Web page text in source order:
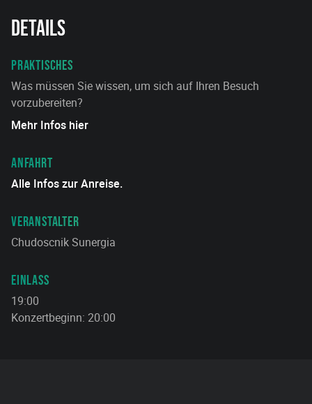
Details
PRAKTISCHES
Was müssen Sie wissen, um sich auf Ihren Besuch
vorzubereiten?
Mehr Infos hier
ANFAHRT
Alle Infos zur Anreise.
VERANSTALTER
Chudoscnik Sunergia
EINLASS
19:00
Konzertbeginn: 20:00